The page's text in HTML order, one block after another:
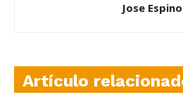
Jose
Artículo